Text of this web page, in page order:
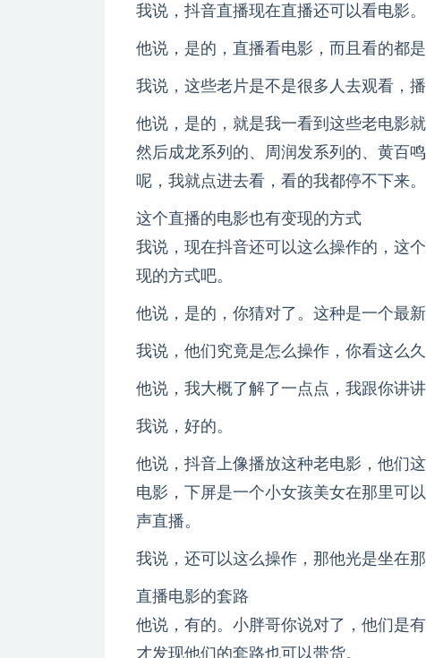
我说，抖音直播现在直播还可以看电影。
他说，是的，直播看电影，而且看的都是
我说，这些老片是不是很多人去观看，播
他说，是的，就是我一看到这些老电影
然后成龙系列的、周润发系列的、黄百
呢，我就点进去看，看的我都停不下来。
这个直播的电影也有变现的方式
我说，现在抖音还可以这么操作的，这
现的方式吧。
他说，是的，你猜对了。这种是一个最
我说，他们究竟是怎么操作，你看这么
他说，我大概了解了一点点，我跟你讲讲
我说，好的。
他说，抖音上像播放这种老电影，他们
电影，下屏是一个小女孩美女在那里可
声直播。
我说，还可以这么操作，那他光是坐在
直播电影的套路
他说，有的。小胖哥你说对了，他们是
才发现他们的套路也可以带货。